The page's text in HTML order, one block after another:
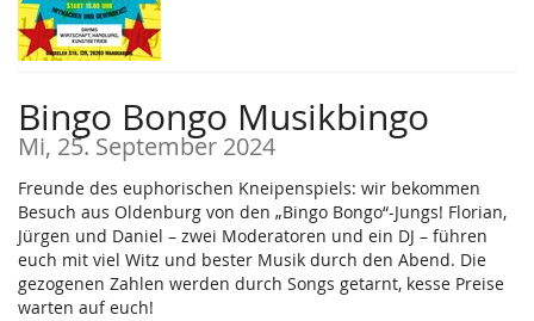
Bingo Bongo Musikbingo
Mi, 25. September 2024
Freunde des euphorischen Kneipenspiels: wir bekommen
Besuch aus Oldenburg von den „Bingo Bongo“-Jungs! Florian,
Jürgen und Daniel – zwei Moderatoren und ein DJ – führen
euch mit viel Witz und bester Musik durch den Abend. Die
gezogenen Zahlen werden durch Songs getarnt, kesse Preise
warten auf euch!